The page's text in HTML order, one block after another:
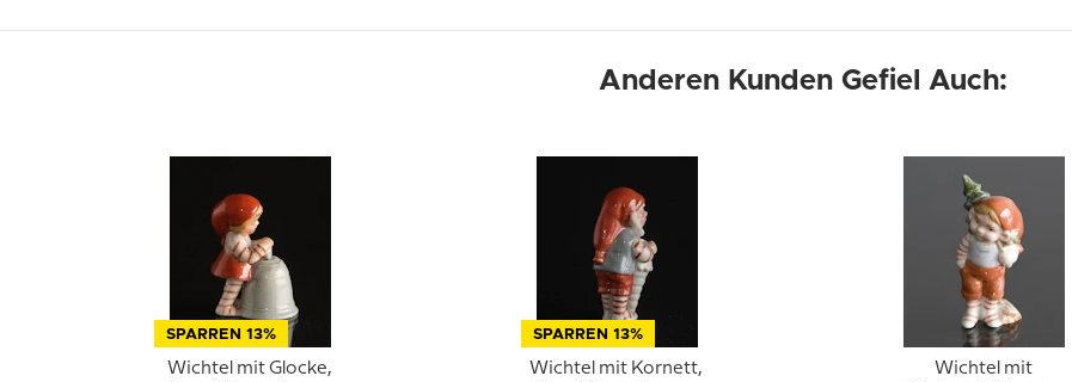
Anderen Kunden Gefiel Auch:
SPARREN 13%
Wichtel mit Glocke,
SPARREN 13%
Wichtel mit Kornett,
Wichtel mit